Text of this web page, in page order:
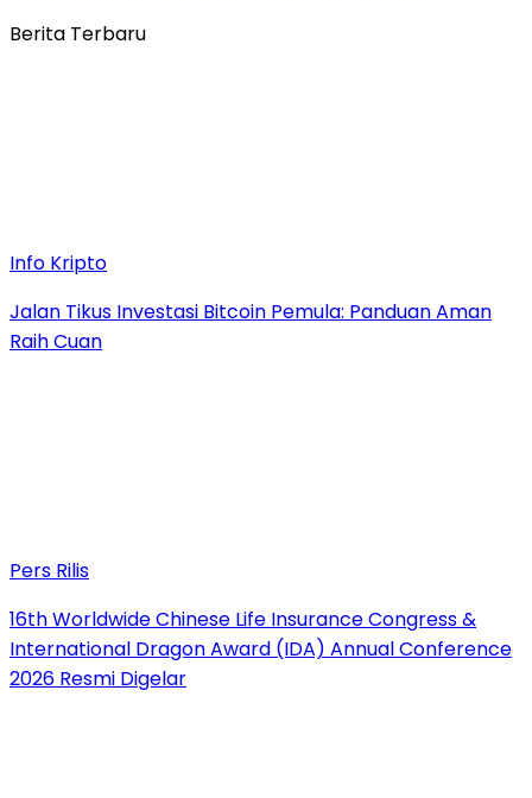
Berita Terbaru
Info Kripto
Jalan Tikus Investasi Bitcoin Pemula: Panduan Aman
Raih Cuan
Pers Rilis
16th Worldwide Chinese Life Insurance Congress &
International Dragon Award (IDA) Annual Conference
2026 Resmi Digelar